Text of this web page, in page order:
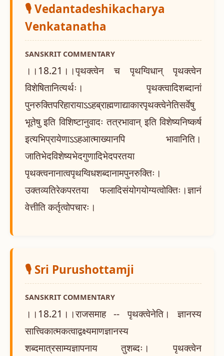
🎙️ Vedantadeshikacharya
Venkatanatha
SANSKRIT COMMENTARY
।।18.21।।पृथक्त्वेन च पृथग्विधान् पृथक्त्वेन
विशेषितानित्यर्थः। पृथक्त्वादिशब्दानां
पुनरुक्तिपरिहारायाऽऽहब्राह्मणाद्याकारपृथक्त्वेनेतिसर्वेषु
भूतेषु इति विशिष्टानुवादः तत्रभावान् इति विशेष्यनिष्कर्ष
इत्यभिप्रायेणाऽऽहआत्माख्यानपि भावानिति।
जातिभेदविशेष्यभेदगुणादिभेदपरतया
पृथक्त्वनानात्वपृथग्विधशब्दानामपुनरुक्तिः।
उक्तव्यतिरेकपरतया फलादिसंयोगयोग्यत्वोक्तिः।ज्ञानं
वेत्तीति कर्तृत्वोपचारः।
🎙️ Sri Purushottamji
SANSKRIT COMMENTARY
।।18.21।।राजसमाह -- पृथक्त्वेनेति। ज्ञानस्य
सात्त्विकात्मकत्वाद्वक्ष्यमाणज्ञानस्य
शब्दमात्रसाम्यज्ञापनाय तुशब्दः। पृथक्त्वेन